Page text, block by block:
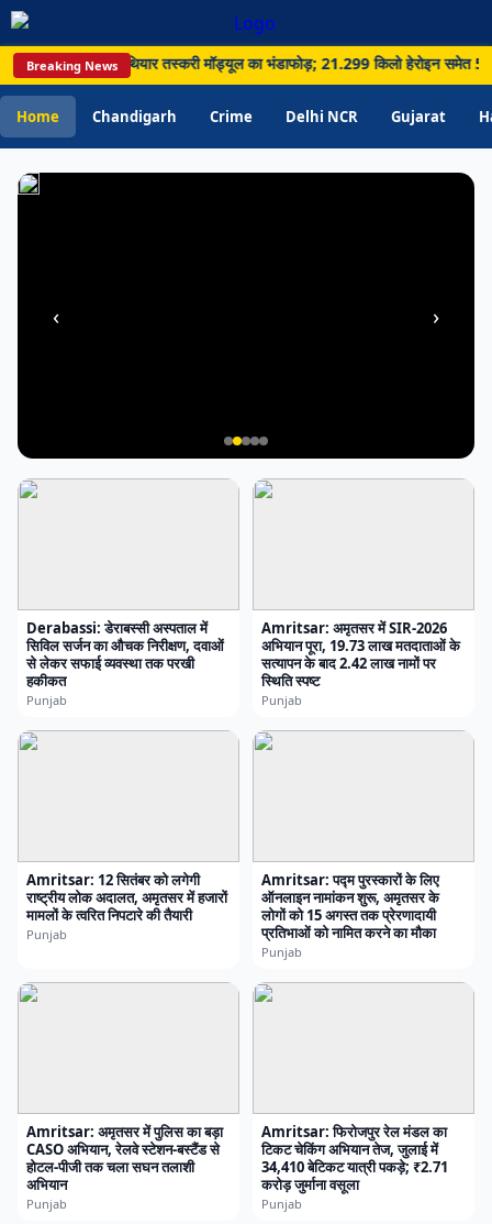
Breaking News
पार नशा और हथियार तस्करी मॉड्यूल का भंडाफोड़; 21.299 किलो हेरोइन समेत 5
Home Chandigarh Crime Delhi NCR Gujarat
‹ ›
पानी;
विभाग
ने
बढ़ाई
जागरूकता
Derabassi: डेराबस्सी अस्पताल में
सिविल सर्जन का औचक निरीक्षण, दवाओं
से लेकर सफाई व्यवस्था तक परखी
हकीकत
Punjab
Amritsar: अमृतसर में SIR-2026
अभियान पूरा, 19.73 लाख मतदाताओं के
सत्यापन के बाद 2.42 लाख नामों पर
स्थिति स्पष्ट
Punjab
Amritsar: 12 सितंबर को लगेगी
राष्ट्रीय लोक अदालत, अमृतसर में हजारों
मामलों के त्वरित निपटारे की तैयारी
Punjab
Amritsar: पद्म पुरस्कारों के लिए
ऑनलाइन नामांकन शुरू, अमृतसर के
लोगों को 15 अगस्त तक प्रेरणादायी
प्रतिभाओं को नामित करने का मौका
Punjab
Amritsar: अमृतसर में पुलिस का बड़ा
CASO अभियान, रेलवे स्टेशन-बस्टैंड से
होटल-पीजी तक चला सघन तलाशी
अभियान
Punjab
Amritsar: फिरोजपुर रेल मंडल का
टिकट चेकिंग अभियान तेज, जुलाई में
34,410 बेटिकट यात्री पकड़े; ₹2.71
करोड़ जुर्माना वसूला
Punjab